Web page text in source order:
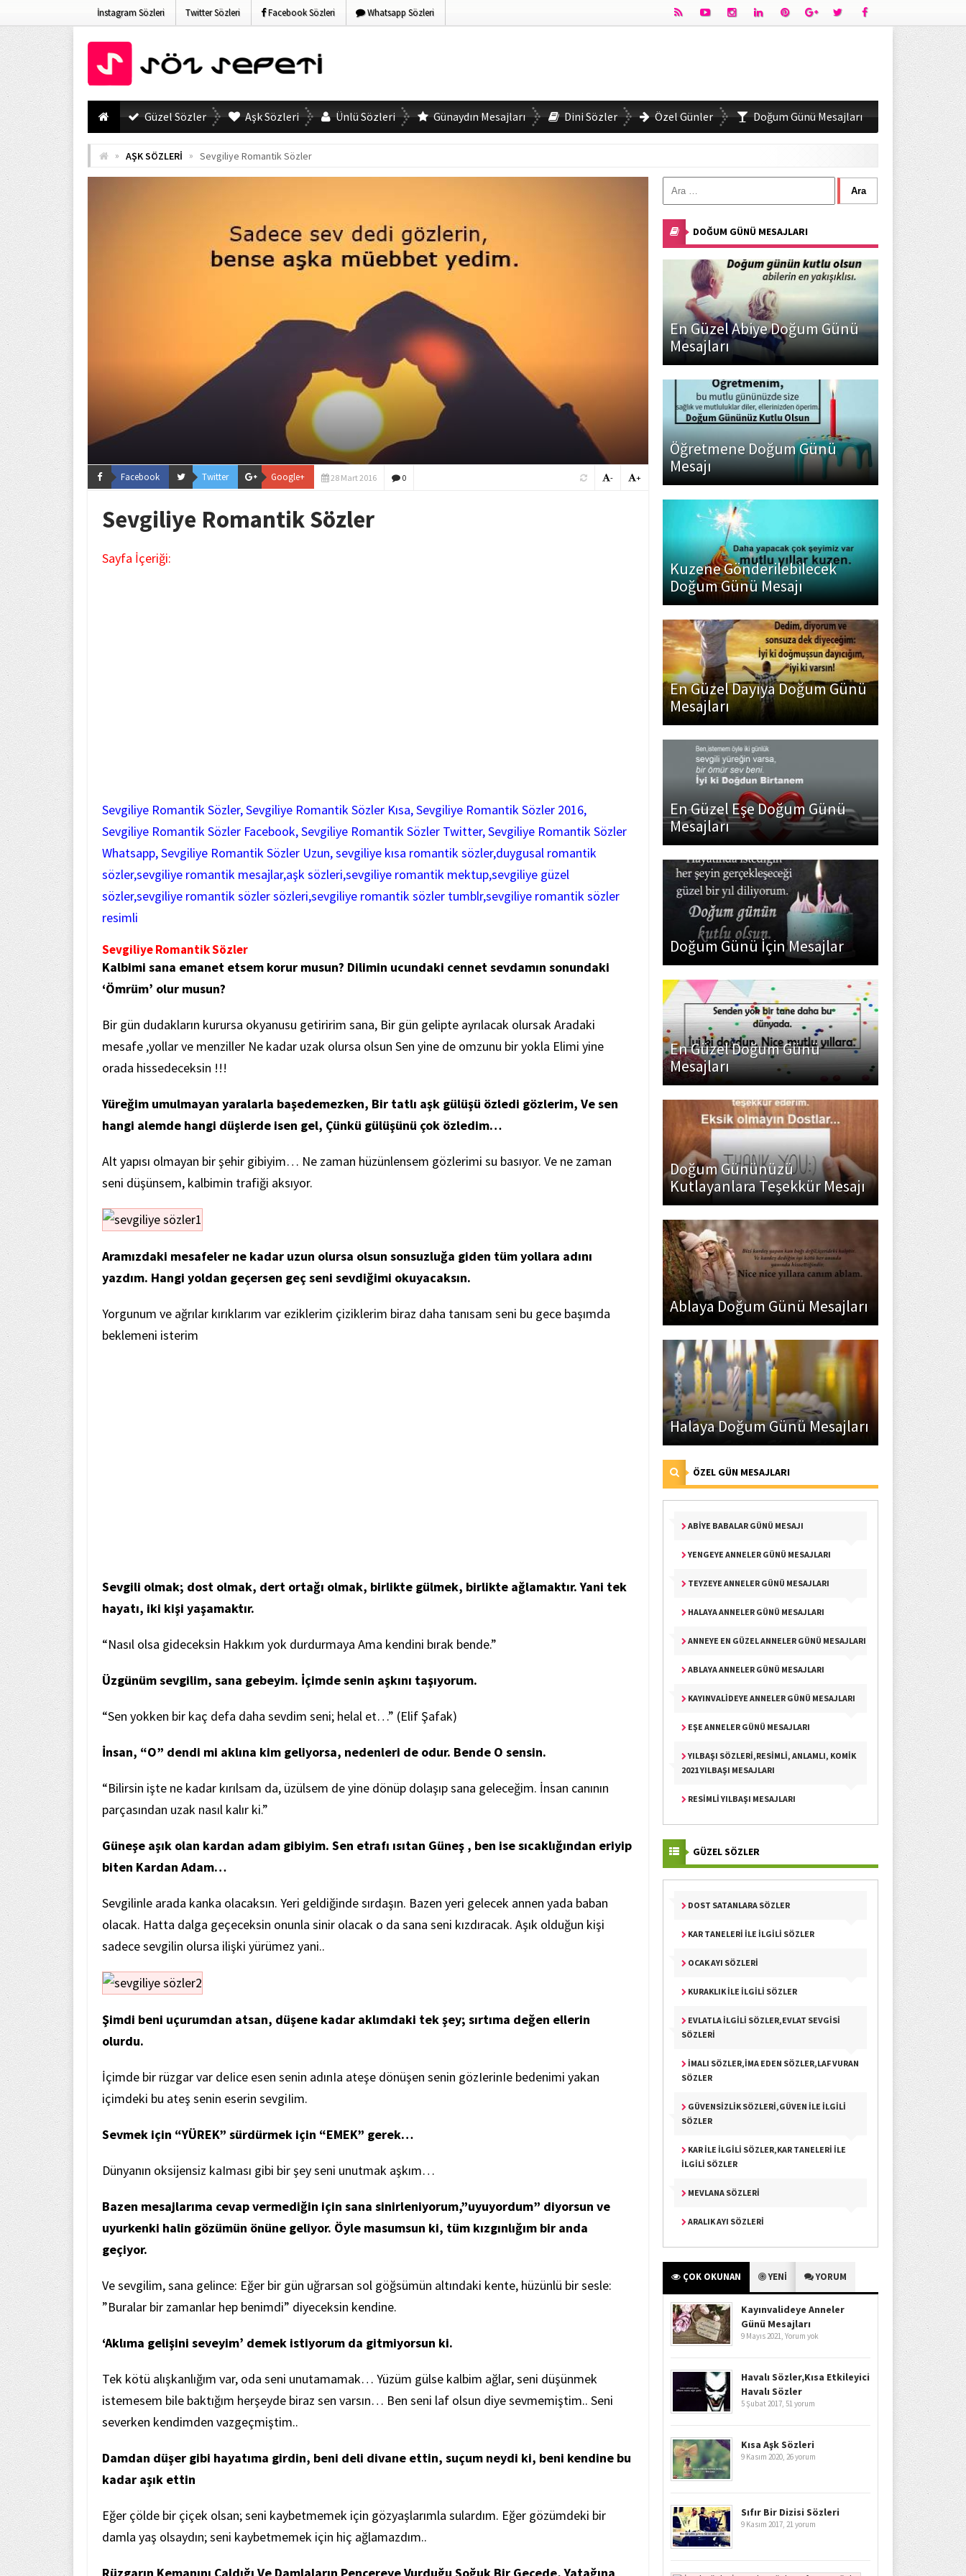
İnstagram Sözleri Twitter Sözleri Facebook Sözleri Whatsapp Sözleri
Güzel Sözler Aşk Sözleri Ünlü Sözleri Günaydın Mesajları Dini Sözler Özel Günler Doğum Günü Mesajları
» AŞK SÖZLERİ » Sevgiliye Romantik Sözler
Facebook Twitter Google+ 28 Mart 2016 0 +
-
Sevgiliye Romantik Sözler
Sayfa İçeriği:
Sevgiliye Romantik Sözler, Sevgiliye Romantik Sözler Kısa, Sevgiliye Romantik Sözler 2016,
Sevgiliye Romantik Sözler Facebook, Sevgiliye Romantik Sözler Twitter, Sevgiliye Romantik Sözler
Whatsapp, Sevgiliye Romantik Sözler Uzun, sevgiliye kısa romantik sözler,duygusal romantik
sözler,sevgiliye romantik mesajlar,aşk sözleri,sevgiliye romantik mektup,sevgiliye güzel
sözler,sevgiliye romantik sözler sözleri,sevgiliye romantik sözler tumblr,sevgiliye romantik sözler
resimli
Sevgiliye Romantik Sözler
Kalbimi sana emanet etsem korur musun? Dilimin ucundaki cennet sevdamın sonundaki
‘Ömrüm’ olur musun?
Bir gün dudakların kurursa okyanusu getiririm sana, Bir gün gelipte ayrılacak olursak Aradaki
mesafe ,yollar ve menziller Ne kadar uzak olursa olsun Sen yine de omzunu bir yokla Elimi yine
orada hissedeceksin !!!
Yüreğim umulmayan yaralarla başedemezken, Bir tatlı aşk gülüşü özledi gözlerim, Ve sen
hangi alemde hangi düşlerde isen gel, Çünkü gülüşünü çok özledim…
Alt yapısı olmayan bir şehir gibiyim… Ne zaman hüzünlensem gözlerimi su basıyor. Ve ne zaman
seni düşünsem, kalbimin trafiği aksıyor.
Aramızdaki mesafeler ne kadar uzun olursa olsun sonsuzluğa giden tüm yollara adını
yazdım. Hangi yoldan geçersen geç seni sevdiğimi okuyacaksın.
Yorgunum ve ağrılar kırıklarım var eziklerim çiziklerim biraz daha tanısam seni bu gece başımda
beklemeni isterim
Sevgili olmak; dost olmak, dert ortağı olmak, birlikte gülmek, birlikte ağlamaktır. Yani tek
hayatı, iki kişi yaşamaktır.
“Nasıl olsa gideceksin Hakkım yok durdurmaya Ama kendini bırak bende.”
Üzgünüm sevgilim, sana gebeyim. İçimde senin aşkını taşıyorum.
“Sen yokken bir kaç defa daha sevdim seni; helal et…” (Elif Şafak)
İnsan, “O” dendi mi aklına kim geliyorsa, nedenleri de odur. Bende O sensin.
“Bilirsin işte ne kadar kırılsam da, üzülsem de yine dönüp dolaşıp sana geleceğim. İnsan canının
parçasından uzak nasıl kalır ki.”
Güneşe aşık olan kardan adam gibiyim. Sen etrafı ısıtan Güneş , ben ise sıcaklığından eriyip
biten Kardan Adam…
Sevgilinle arada kanka olacaksın. Yeri geldiğinde sırdaşın. Bazen yeri gelecek annen yada baban
olacak. Hatta dalga geçeceksin onunla sinir olacak o da sana seni kızdıracak. Aşık olduğun kişi
sadece sevgilin olursa ilişki yürümez yani..
Şimdi beni uçurumdan atsan, düşene kadar aklımdaki tek şey; sırtıma değen ellerin
olurdu.
İçimde bir rüzgar var deIice esen senin adınIa ateşe dönüşen senin gözIerinIe bedenimi yakan
içimdeki bu ateş senin eserin sevgiIim.
Sevmek için “YÜREK” sürdürmek için “EMEK” gerek…
Dünyanın oksijensiz kaIması gibi bir şey seni unutmak aşkım…
Bazen mesajlarıma cevap vermediğin için sana sinirleniyorum,”uyuyordum” diyorsun ve
uyurkenki halin gözümün önüne geliyor. Öyle masumsun ki, tüm kızgınlığım bir anda
geçiyor.
Ve sevgilim, sana gelince: Eğer bir gün uğrarsan sol göğsümün altındaki kente, hüzünlü bir sesle:
”Buralar bir zamanlar hep benimdi” diyeceksin kendine.
‘Aklıma gelişini seveyim’ demek istiyorum da gitmiyorsun ki.
Tek kötü alışkanlığım var, oda seni unutamamak… Yüzüm gülse kalbim ağlar, seni düşünmek
istemesem bile baktığım herşeyde biraz sen varsın… Ben seni laf olsun diye sevmemiştim.. Seni
severken kendimden vazgeçmiştim..
Damdan düşer gibi hayatıma girdin, beni deli divane ettin, suçum neydi ki, beni kendine bu
kadar aşık ettin
Eğer çölde bir çiçek olsan; seni kaybetmemek için gözyaşlarımla sulardım. Eğer gözümdeki bir
damla yaş olsaydın; seni kaybetmemek için hiç ağlamazdım..
DOĞUM GÜNÜ MESAJLARI
En Güzel Abiye Doğum Günü
Mesajları
Öğretmene Doğum Günü
Mesajı
Kuzene Gönderilebilecek
Doğum Günü Mesajı
En Güzel Dayıya Doğum Günü
Mesajları
En Güzel Eşe Doğum Günü
Mesajları
Doğum Günü İçin Mesajlar
En Güzel Doğum Günü
Mesajları
Doğum Gününüzü
Kutlayanlara Teşekkür Mesajı
Ablaya Doğum Günü Mesajları
Halaya Doğum Günü Mesajları
ÖZEL GÜN MESAJLARI
ABIYE BABALAR GÜNÜ MESAJI
YENGEYE ANNELER GÜNÜ MESAJLARI
TEYZEYE ANNELER GÜNÜ MESAJLARI
HALAYA ANNELER GÜNÜ MESAJLARI
ANNEYE EN GÜZEL ANNELER GÜNÜ MESAJLARI
ABLAYA ANNELER GÜNÜ MESAJLARI
KAYINVALIDEYE ANNELER GÜNÜ MESAJLARI
EŞE ANNELER GÜNÜ MESAJLARI
YILBAŞI SÖZLERI,RESIMLI, ANLAMLI, KOMIK
2021 YILBAŞI MESAJLARI
RESIMLI YILBAŞI MESAJLARI
GÜZEL SÖZLER
DOST SATANLARA SÖZLER
KAR TANELERI İLE İLGILI SÖZLER
OCAK AYI SÖZLERI
KURAKLIK İLE İLGILI SÖZLER
EVLATLA İLGILI SÖZLER,EVLAT SEVGISI
SÖZLERI
İMALI SÖZLER,İMA EDEN SÖZLER,LAF VURAN
SÖZLER
GÜVENSIZLIK SÖZLERI,GÜVEN İLE İLGILI
SÖZLER
KAR İLE İLGILI SÖZLER,KAR TANELERI İLE
İLGILI SÖZLER
MEVLANA SÖZLERI
ARALIK AYI SÖZLERI
ÇOK OKUNAN YENİ YORUM
Kayınvalideye Anneler
Günü Mesajları
9 Mayıs 2021, Yorum yok
Havalı Sözler,Kısa Etkileyici
Havalı Sözler
5 Şubat 2017, 51 yorum
Kısa Aşk Sözleri
9 Kasım 2020, 26 yorum
Sıfır Bir Dizisi Sözleri
9 Kasım 2017, 21 yorum